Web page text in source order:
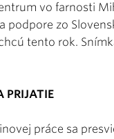
vo farnosti
podpore zo
tento rok.
PRIJATIE
práce sa